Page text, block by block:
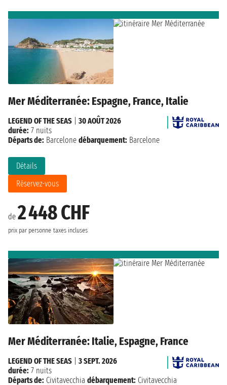
Mer Méditerranée: Espagne, France, Italie
de 2 448 CHF
prix par personne taxes incluses
Détails
Réservez-vous
LEGEND OF THE SEAS
30 AOÛT 2026
durée: 7 nuits
Départs de: Barcelone débarquement: Barcelone
Mer Méditerranée: Italie, Espagne, France
LEGEND OF THE SEAS
3 SEPT. 2026
durée: 7 nuits
Départs de: Civitavecchia débarquement: Civitavecchia